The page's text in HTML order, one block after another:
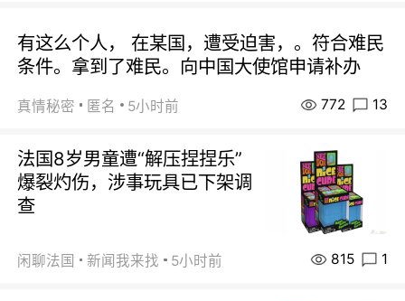
有这么个人， 在某国，遭受迫害，。符合难民
条件。拿到了难民。向中国大使馆申请补办
真情秘密 匿名 5小时前 772 13
法国8岁男童遭“解压捏捏乐”
爆裂灼伤，涉事玩具已下架调
查
闲聊法国 新闻我来找 5小时前 815 1